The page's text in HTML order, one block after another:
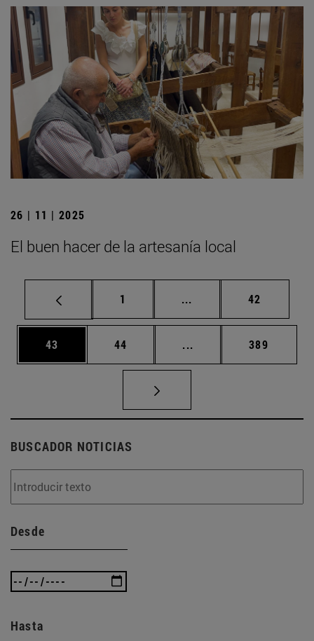
26 | 11 | 2025
El buen hacer de la artesanía local
Página
1 ... Páginas intermedias
Página
42
Página
43 Página
44 ... Páginas intermedias
Página
389
BUSCADOR NOTICIAS
Desde
Hasta